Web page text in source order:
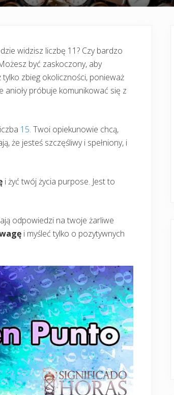
widzisz liczbę 11? Czy bardzo
być zaskoczony, aby
zbieg okoliczności, ponieważ
próbuje komunikować się z
15. Twoi opiekunowie chcą,
że jesteś szczęśliwy i spełniony, i
i żyć twój życia purpose. Jest to
odpowiedzi na twoje żarliwe
i myśleć tylko o pozytywnych